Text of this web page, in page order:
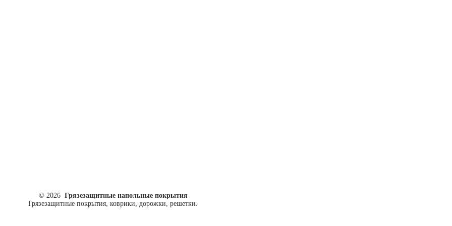
© 2026 Грязезащитные напольные покрытия
Грязезащитные покрытия, коврики, дорожки, решетки.